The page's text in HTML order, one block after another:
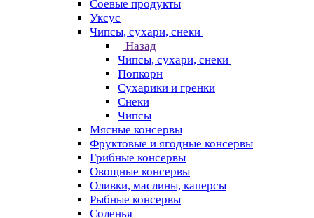
Соевые продукты
Уксус
Чипсы, сухари, снеки
Назад
Чипсы, сухари, снеки
Попкорн
Сухарики и гренки
Снеки
Чипсы
Мясные консервы
Фруктовые и ягодные консервы
Грибные консервы
Овощные консервы
Оливки, маслины, каперсы
Рыбные консервы
Соленья